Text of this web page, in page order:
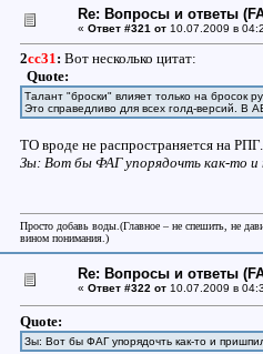
Re: Вопросы и ответы
« Ответ #321 от10.07.2009 в
2cc31: Вот несколько цитат:
Quote:
Талант "броски" влияет только на бросок
Это справедливо для всех голд-версий. В
ТО вроде не распространяется на РПГ.
Зы: Вот бы ФАГ упорядочть как-то
Просто добавь воды.(Главное – не спешить, не
вином понимания.)
Re: Вопросы и ответы
« Ответ #322 от10.07.2009 в
Quote:
Зы: Вот бы ФАГ упорядочть как-то и